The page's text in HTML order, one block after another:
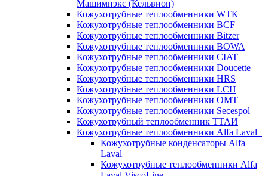
Машимпэкс (Кельвион)
Кожухотрубные теплообменники WTK
Кожухотрубные теплообменники BCF
Кожухотрубные теплообменники Bitzer
Кожухотрубные теплообменники BOWA
Кожухотрубные теплообменники CIAT
Кожухотрубные теплообменники Doucette
Кожухотрубные теплообменники HRS
Кожухотрубные теплообменники LCH
Кожухотрубные теплообменники OMT
Кожухотрубные теплообменники Secespol
Кожухотрубный теплообменник ТТАИ
Кожухотрубные теплообменники Alfa Laval
Кожухотрубные конденсаторы Alfa
Laval
Кожухотрубные теплообменники Alfa